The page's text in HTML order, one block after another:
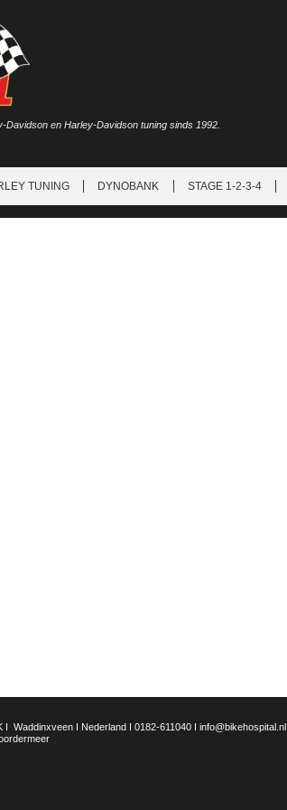
en Harley-Davidson tuning sinds 1992.
TUNING DYNOBANK STAGE 1-2-3-4
Waddinxveen I Nederland I 0182-611040 I info@bikehospital.nl I